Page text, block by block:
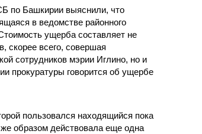
по Башкирии выяснили, что
в ведомстве районного
ущерба составляет не
скорее всего, совершая
сотрудников мэрии Иглино, но и
прокуратуры говорится об ущербе
пользовался находящийся пока
образом действовала еще одна